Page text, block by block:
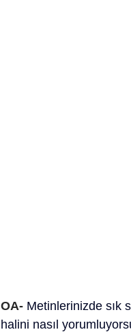
OA- Metinlerinizde sık
halini nasıl